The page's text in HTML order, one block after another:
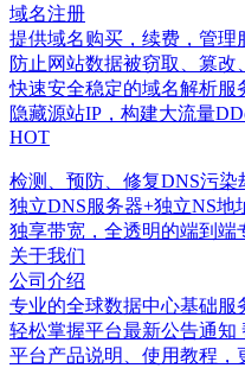
域名注册
提供域名购买，续费，管理
防止网站数据被窃取、篡改
快速安全稳定的域名解析服
隐藏源站IP，构建大流量
HOT
检测、预防、修复DNS污染
独立DNS服务器+独立NS地
独享带宽，全透明的端到端
关于我们
公司介绍
专业的全球数据中心基础服
轻松掌握平台最新公告通知
平台产品说明、使用教程，